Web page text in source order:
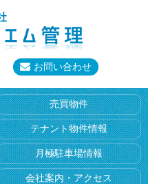
お問い合わせ
売買物件
テナント物件情報
月極駐車場情報
会社案内・アクセス